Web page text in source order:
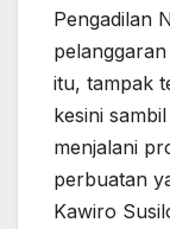
Pengadilan
itu, tampak
kesini
menjalani
perbuatan
Kawiro